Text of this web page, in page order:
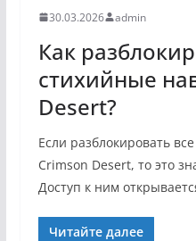
30.03.2026 admin
Как
стихийные
Desert?
Если разблокировать
Crimson Desert, то это
Доступ к ним
Читайте далее